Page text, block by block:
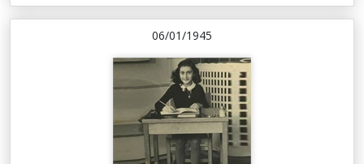
06/01/1945